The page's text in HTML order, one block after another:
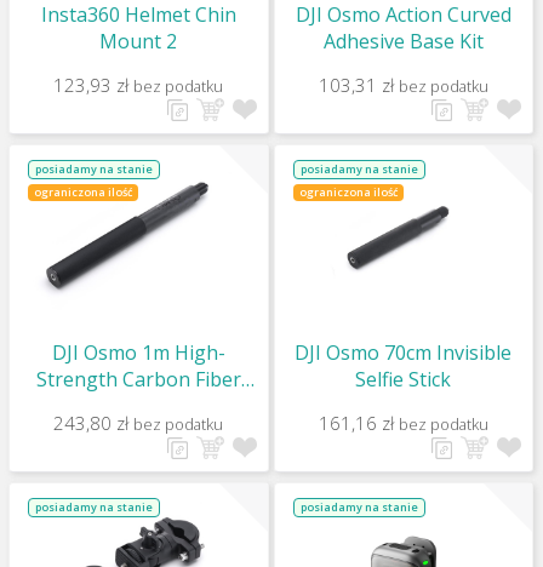
Insta360 Helmet Chin
Mount 2
123,93 zł bez podatku
DJI Osmo Action Curved
Adhesive Base Kit
103,31 zł bez podatku
posiadamy na stanie
ograniczona ilość
DJI Osmo 1m High-
Strength Carbon Fiber
243,80 zł bez podatku
posiadamy na stanie
ograniczona ilość
DJI Osmo 70cm Invisible
Selfie Stick
161,16 zł bez podatku
posiadamy na stanie posiadamy na stanie